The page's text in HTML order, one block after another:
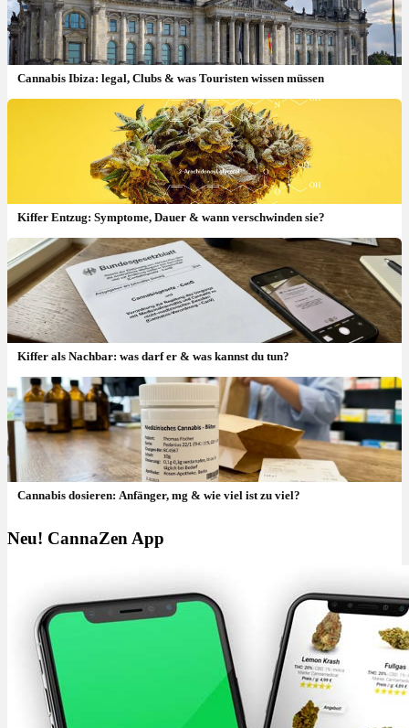
Cannabis Ibiza: legal, Clubs & was Touristen wissen müssen
Kiffer Entzug: Symptome, Dauer & wann verschwinden sie?
Kiffer als Nachbar: was darf er & was kannst du tun?
Cannabis dosieren: Anfänger, mg & wie viel ist zu viel?
Neu! CannaZen App